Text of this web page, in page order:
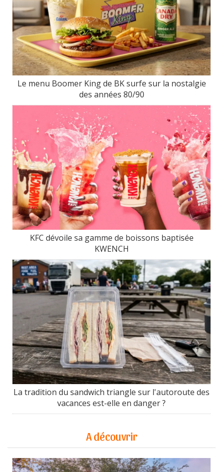
Le menu Boomer King de BK surfe sur la nostalgie
des années 80/90
KFC dévoile sa gamme de boissons baptisée
KWENCH
La tradition du sandwich triangle sur l'autoroute des
vacances est-elle en danger ?
A découvrir